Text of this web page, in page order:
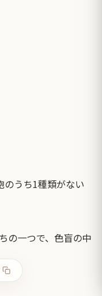
のうち1種類がない
の一つで、色盲の中